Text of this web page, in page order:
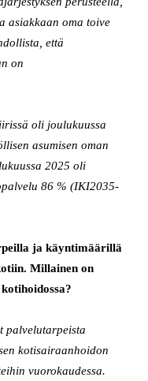
asiakkaan oma toive
että
on
oli joulukuussa
asumisen oman
2025 oli
86 % (IKI2035-
ja käyntimäärillä
Millainen on
palvelutarpeista
kotisairaanhoidon
vuorokaudessa.